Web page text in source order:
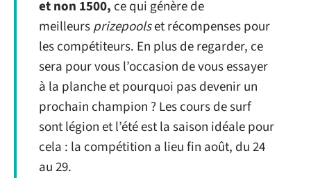
et non 1500, ce qui génère de
meilleursprizepoolset récompenses pour
les compétiteurs. En plus de regarder, ce
sera pour vous l’occasion de vous essayer
à la planche et pourquoi pas devenir un
prochain champion ? Les cours de surf
sont légion et l’été est la saison idéale pour
cela : la compétition a lieu fin août, du 24
au 29.